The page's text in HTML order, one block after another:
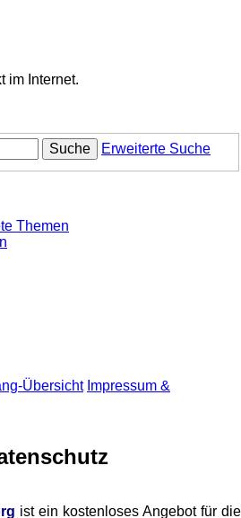
im Internet.
Suche Erweiterte Suche
Themen
Übersicht Impressum &
ist ein kostenloses Angebot für die